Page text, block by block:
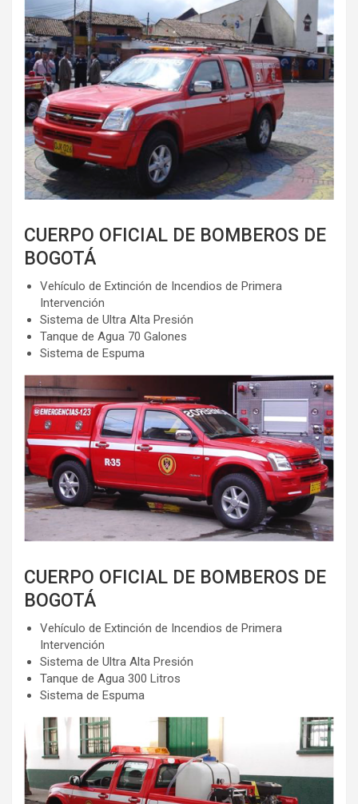
CUERPO OFICIAL DE BOMBEROS DE
BOGOTÁ
Vehículo de Extinción de Incendios de Primera
Intervención
Sistema de Ultra Alta Presión
Tanque de Agua 70 Galones
Sistema de Espuma
CUERPO OFICIAL DE BOMBEROS DE
BOGOTÁ
Vehículo de Extinción de Incendios de Primera
Intervención
Sistema de Ultra Alta Presión
Tanque de Agua 300 Litros
Sistema de Espuma